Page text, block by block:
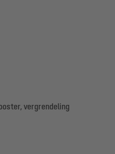
vergrendeling